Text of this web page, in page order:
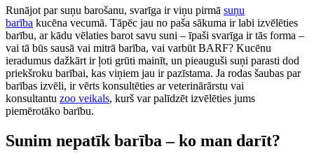
Runājot par suņu barošanu, svarīga ir viņu pirmā suņu
barība kucēna vecumā. Tāpēc jau no paša sākuma ir labi izvēlēties
barību, ar kādu vēlaties barot savu suni – īpaši svarīga ir tās forma –
vai tā būs sausā vai mitrā barība, vai varbūt BARF? Kucēnu
ieradumus dažkārt ir ļoti grūti mainīt, un pieauguši suņi parasti dod
priekšroku barībai, kas viņiem jau ir pazīstama. Ja rodas šaubas par
barības izvēli, ir vērts konsultēties ar veterinārārstu vai
konsultantu zoo veikals, kurš var palīdzēt izvēlēties jums
piemērotāko barību.
Sunim nepatīk barība – ko man darīt?